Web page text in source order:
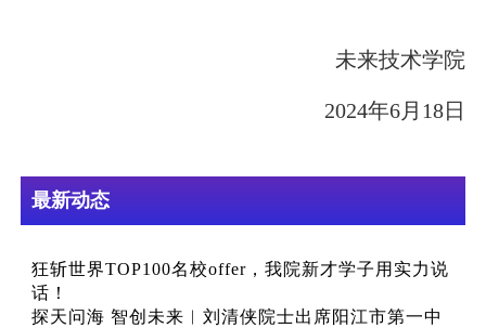
未来技术学院
2024年6月 18日
最新动态
狂斩世界TOP100名校offer，我院新才学子用实力说
话！
探天问海 智创未来︱刘清侠院士出席阳江市第一中